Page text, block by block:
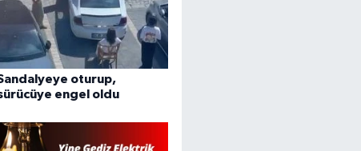
oturup,
engel oldu